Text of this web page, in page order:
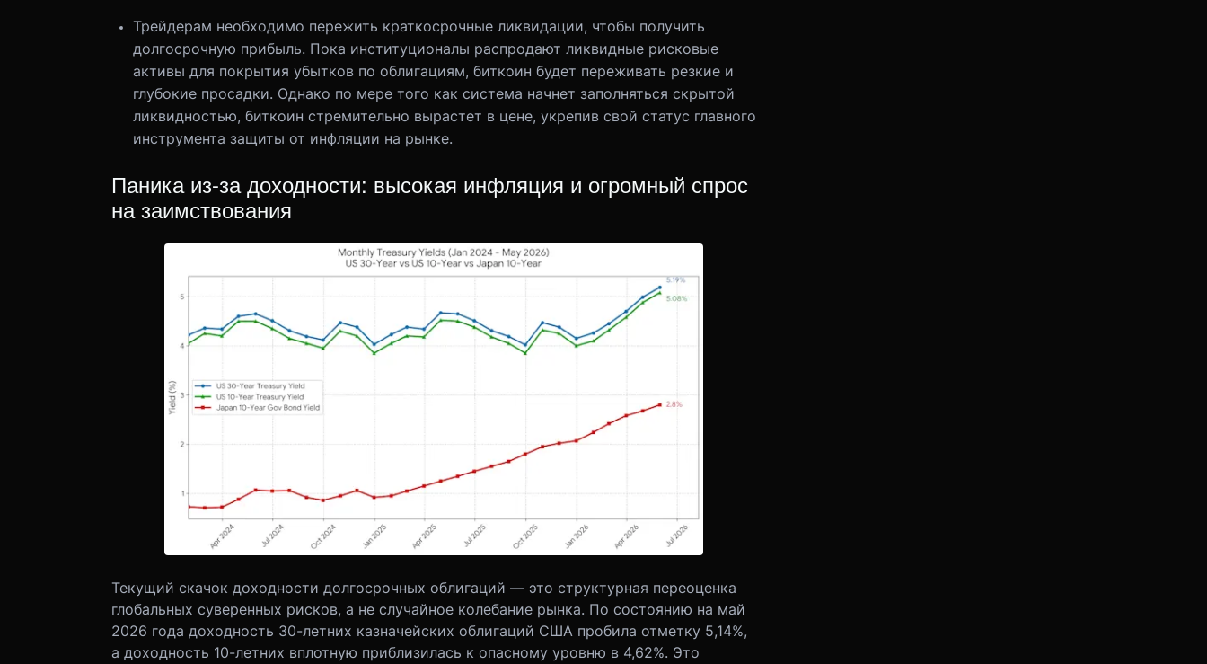
Трейдерам необходимо пережить краткосрочные ликвидации, чтобы получить
долгосрочную прибыль. Пока институционалы распродают ликвидные рисковые
активы для покрытия убытков по облигациям, биткоин будет переживать резкие и
глубокие просадки. Однако по мере того как система начнет заполняться скрытой
ликвидностью, биткоин стремительно вырастет в цене, укрепив свой статус главного
инструмента защиты от инфляции на рынке.
Паника из-за доходности: высокая инфляция и огромный спрос
на заимствования
Текущий скачок доходности долгосрочных облигаций — это структурная переоценка
глобальных суверенных рисков, а не случайное колебание рынка. По состоянию на май
2026 года доходность 30-летних казначейских облигаций США пробила отметку 5,14%,
а доходность 10-летних вплотную приблизилась к опасному уровню в 4,62%. Это